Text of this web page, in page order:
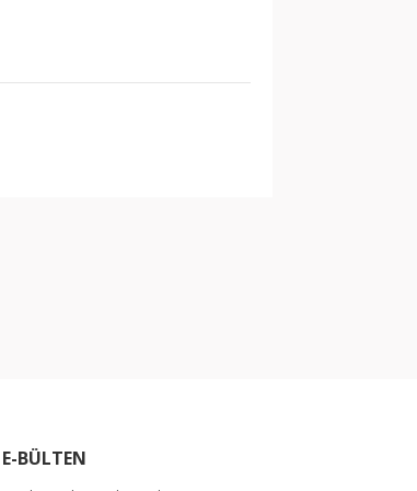
E-BÜLTEN